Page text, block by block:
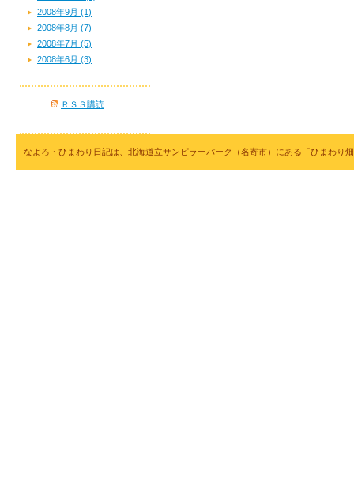
2008年9月 (1)
2008年8月 (7)
2008年7月 (5)
2008年6月 (3)
ＲＳＳ購読
なよろ・ひまわり日記は、北海道立サンピラーパーク（名寄市）にある「ひまわり